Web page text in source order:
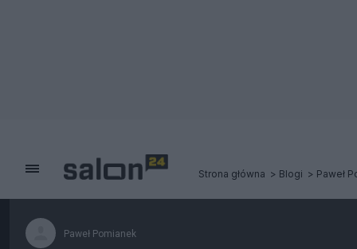
Strona główna Blogi Paweł
Paweł Pomianek